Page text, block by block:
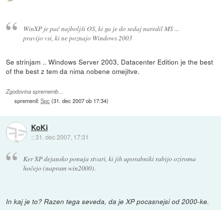
WinXP je pač najboljši OS, ki ga je do sedaj naredil MS ...
pravijo vsi, ki ne poznajo Windows 2003
Se strinjam .. Windows Server 2003, Datacenter Edition je the best
of the best z tem da nima nobene omejitve.
Zgodovina sprememb…
spremenil:Spc (31. dec 2007 ob 17:34)
KoKi
::31. dec 2007, 17:31
Ker XP dejansko ponuja stvari, ki jih uporabniki rabijo oziroma
hočejo (napram win2000).
In kaj je to? Razen tega seveda, da je XP pocasnejsi od 2000-ke.